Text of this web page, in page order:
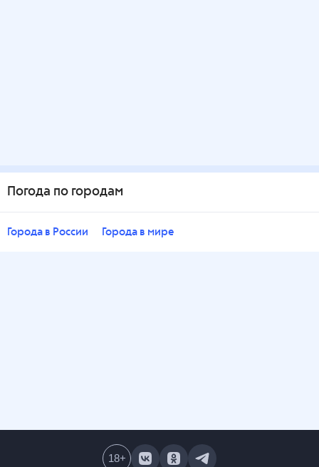
Погода по городам
Города в России Города в мире
18+